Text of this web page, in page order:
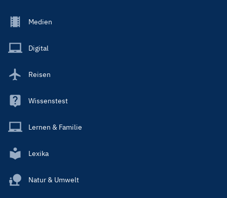
Footer
Main
Medien
Digital
Reisen
Wissenstest
Lernen & Familie
Lexika
Natur & Umwelt